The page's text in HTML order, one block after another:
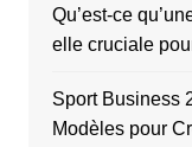
Qu’est-ce
elle cruciale
Sport Business
Modèles pour